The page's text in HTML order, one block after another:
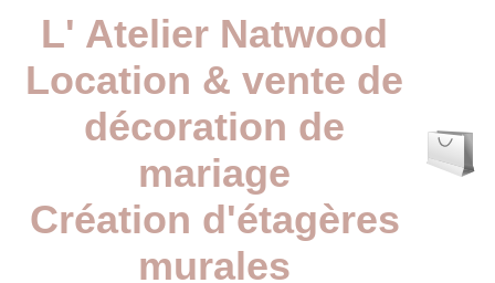
L' Atelier Natwood
Location & vente de
décoration de
mariage
Création d'étagères
murales